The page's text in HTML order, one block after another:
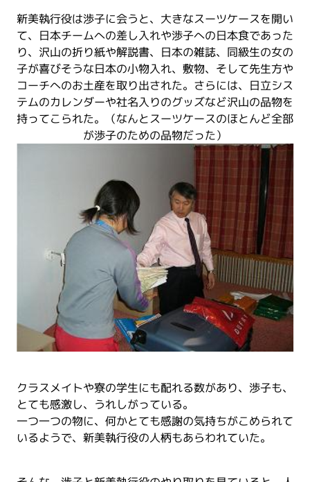
新美執行役は渉子に会うと、大きなスーツケースを開い
て、日本チームへの差し入れや渉子への日本食であった
り、沢山の折り紙や解説書、日本の雑誌、同級生の女の
子が喜びそうな日本の小物入れ、敷物、そして先生方や
コーチへのお土産を取り出された。さらには、日立シス
テムのカレンダーや社名入りのグッズなど沢山の品物を
持ってこられた。（なんとスーツケースのほとんど全部
が渉子のための品物だった）
クラスメイトや寮の学生にも配れる数があり、渉子も、
とても感激し、うれしがっている。
一つ一つの物に、何かとても感謝の気持ちがこめられて
いるようで、新美執行役の人柄もあらわれていた。